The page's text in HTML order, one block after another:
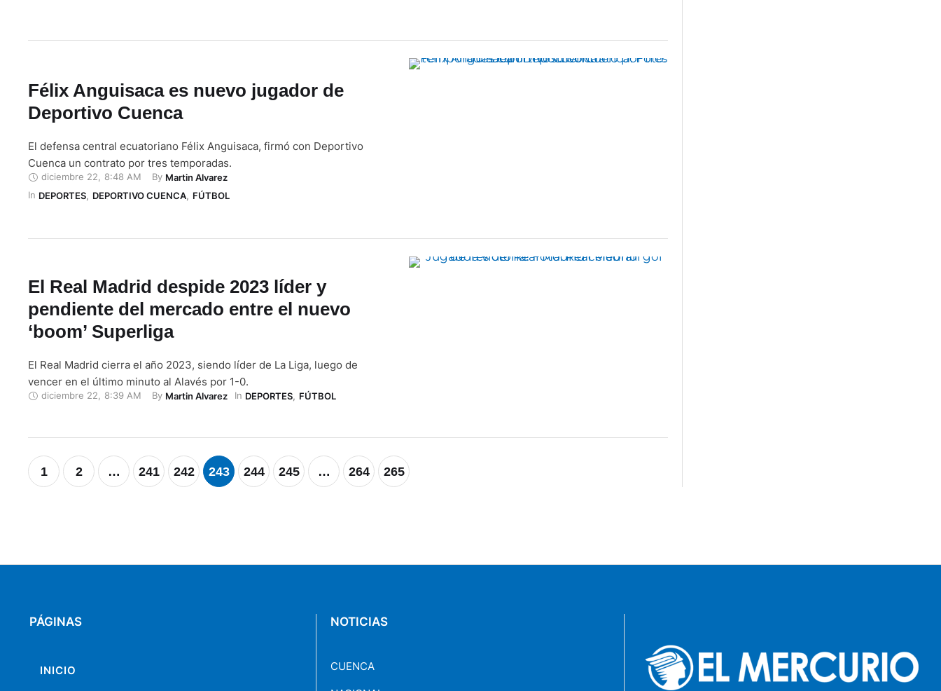
Félix Anguisaca es nuevo jugador de
Deportivo Cuenca
El defensa central ecuatoriano Félix Anguisaca, firmó con Deportivo
Cuenca un contrato por tres temporadas.
diciembre 22, 8:48 AM By Martin Alvarez
In DEPORTES, DEPORTIVO CUENCA, FÚTBOL
El Real Madrid despide 2023 líder y
pendiente del mercado entre el nuevo
‘boom’ Superliga
El Real Madrid cierra el año 2023, siendo líder de La Liga, luego de
vencer en el último minuto al Alavés por 1-0.
diciembre 22, 8:39 AM By Martin Alvarez In DEPORTES, FÚTBOL
1 2 … 241 242 243 244 245 … 264 265
PÁGINAS
INICIO
NOTICIAS
CUENCA